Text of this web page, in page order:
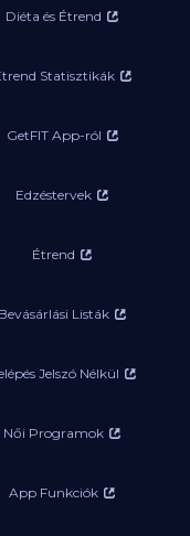
Diéta és Étrend
Statisztikák
GetFIT App-ról
Edzéstervek
Étrend
Bevásárlási Listák
Jelszó Nélkül
Női Programok
App Funkciók